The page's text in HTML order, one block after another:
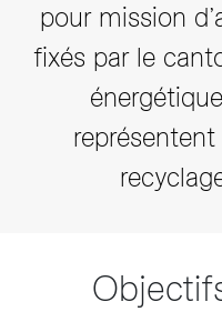
pour mission
fixés par le